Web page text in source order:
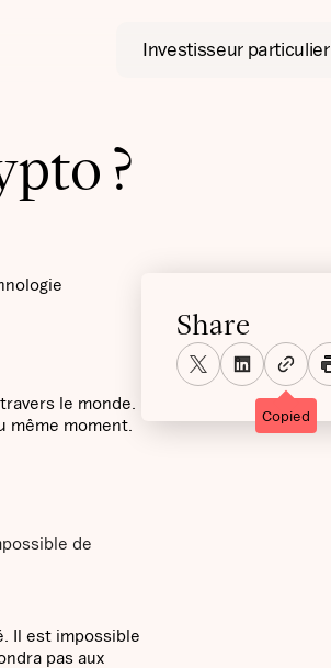
Investisseur particulier
?
le monde.
moment.
de
Il est impossible
pas aux
Share
Copied